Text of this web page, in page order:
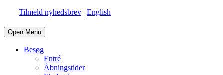
Tilmeld nyhedsbrev | English
Open Menu
Besøg
Entré
Åbningstider